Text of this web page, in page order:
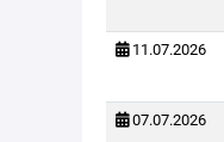
11.07.2026
07.07.2026